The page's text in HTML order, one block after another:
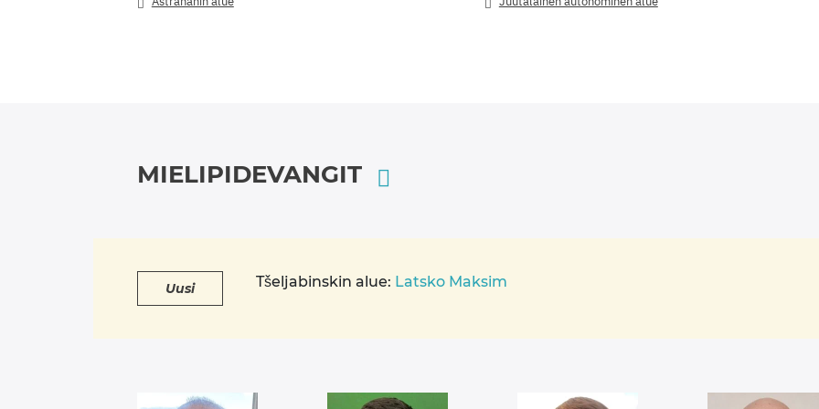
MIELIPIDEVANGIT
Uusi Tšeljabinskin alue: Latsko Maksim